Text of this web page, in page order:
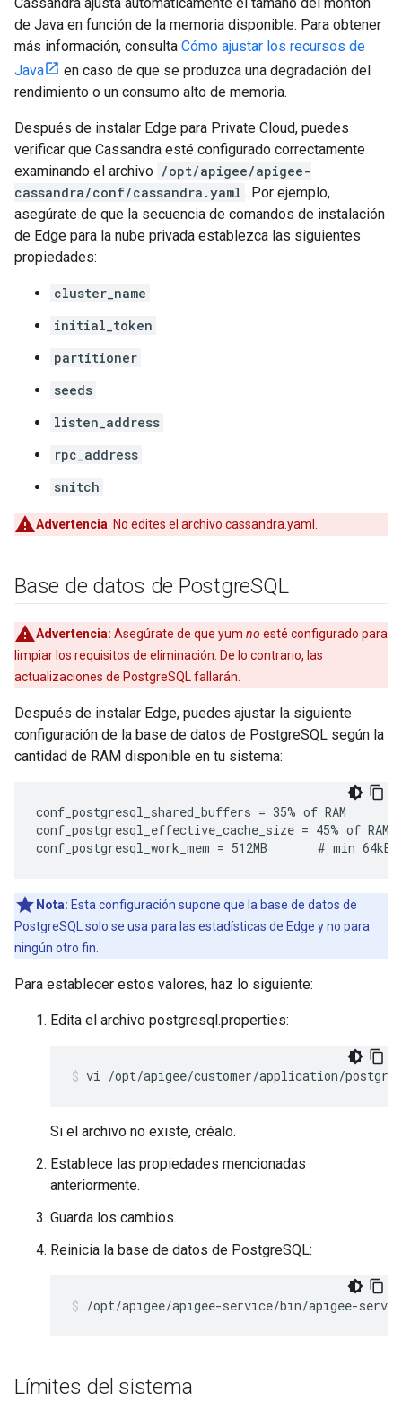
de Java en función de la memoria disponible. Para obtener
más información, consulta Cómo ajustar los recursos de
Java
en caso de que se produzca una degradación del
rendimiento o un consumo alto de memoria.
Después de instalar Edge para Private Cloud, puedes
verificar que Cassandra esté configurado correctamente
examinando el archivo /opt/apigee/apigee-
cassandra/conf/cassandra.yaml . Por ejemplo,
asegúrate de que la secuencia de comandos de instalación
de Edge para la nube privada establezca las siguientes
propiedades:
cluster_name
initial_token
partitioner
seeds
listen_address
rpc_address
snitch
Advertencia: No edites el archivo cassandra.yaml.
Base de datos de PostgreSQL
Advertencia: Asegúrate de que yum no esté configurado para
limpiar los requisitos de eliminación. De lo contrario, las
actualizaciones de PostgreSQL fallarán.
Después de instalar Edge, puedes ajustar la siguiente
configuración de la base de datos de PostgreSQL según la
cantidad de RAM disponible en tu sistema:
conf_postgresql_shared_buffers = 35% of RAM      #
conf_postgresql_effective_cache_size = 45% of RAM
conf_postgresql_work_mem = 512MB       # min 64kB
Nota: Esta configuración supone que la base de datos de
PostgreSQL solo se usa para las estadísticas de Edge y no para
ningún otro fin.
Para establecer estos valores, haz lo siguiente:
Edita el archivo postgresql.properties:
vi /opt/apigee/customer/application/
Si el archivo no existe, créalo.
Establece las propiedades mencionadas
anteriormente.
Guarda los cambios.
Reinicia la base de datos de PostgreSQL:
/opt/apigee/apigee-service/bin/apigee-
Límites del sistema